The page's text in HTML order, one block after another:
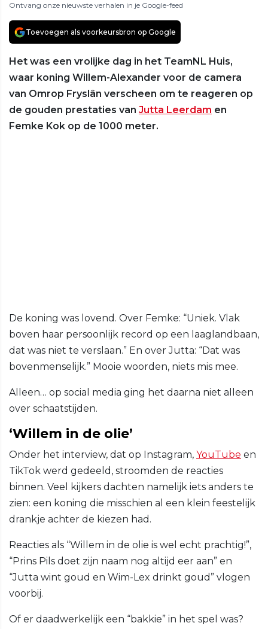
Ontvang onze nieuwste verhalen in je Google-feed
Toevoegen als voorkeursbron op Google
Het was een vrolijke dag in het TeamNL Huis,
waar koning Willem-Alexander voor de camera
van Omrop Fryslân verscheen om te reageren op
de gouden prestaties van Jutta Leerdam en
Femke Kok op de 1000 meter.
De koning was lovend. Over Femke: “Uniek. Vlak
boven haar persoonlijk record op een laaglandbaan,
dat was niet te verslaan.” En over Jutta: “Dat was
bovenmenselijk.” Mooie woorden, niets mis mee.
Alleen… op social media ging het daarna niet alleen
over schaatstijden.
‘Willem in de olie’
Onder het interview, dat op Instagram, YouTube en
TikTok werd gedeeld, stroomden de reacties
binnen. Veel kijkers dachten namelijk iets anders te
zien: een koning die misschien al een klein feestelijk
drankje achter de kiezen had.
Reacties als “Willem in de olie is wel echt prachtig!”,
“Prins Pils doet zijn naam nog altijd eer aan” en
“Jutta wint goud en Wim-Lex drinkt goud” vlogen
voorbij.
Of er daadwerkelijk een “bakkie” in het spel was?